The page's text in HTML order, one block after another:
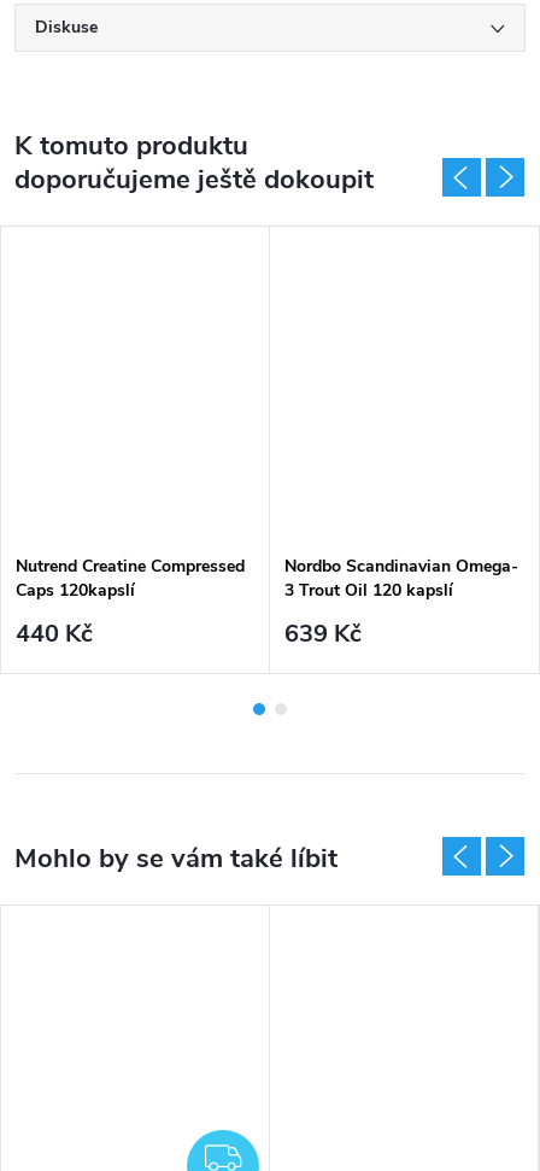
Diskuse
K tomuto produktu
doporučujeme ještě dokoupit
Nutrend Creatine Compressed
Caps 120kapslí
440 Kč
Nordbo Scandinavian Omega-
3 Trout Oil 120 kapslí
639 Kč
ZDARMA